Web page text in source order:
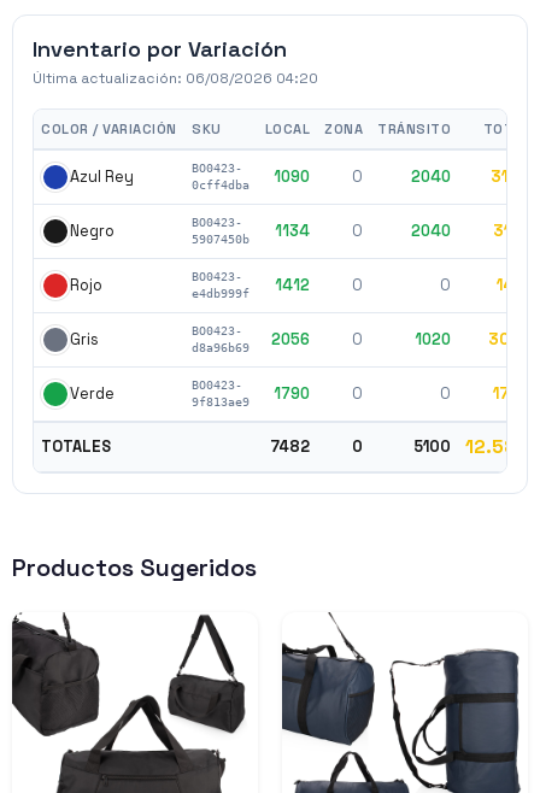
Inventario por Variación
Última actualización: 06/08/2026 04:20
COLOR / VARIACIÓN SKU LOCAL ZONA TRÁNSITO TOTAL
Azul Rey
BO0423-
0cff4dba
1090 0 2040 3130
Negro
BO0423-
5907450b
1134 0 2040 3174
Rojo
BO0423-
e4db999f
1412 0 0 1412
Gris
BO0423-
d8a96b69
2056 0 1020 3076
Verde
BO0423-
9f813ae9
1790 0 0 1790
TOTALES 7482 0 5100 12.582
Productos Sugeridos